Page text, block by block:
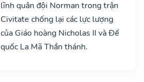
lĩnh quân đội Norman trong trận
Civitate chống lại các lực lượng
của Giáo hoàng Nicholas II và Đế
quốc La Mã Thần thánh.